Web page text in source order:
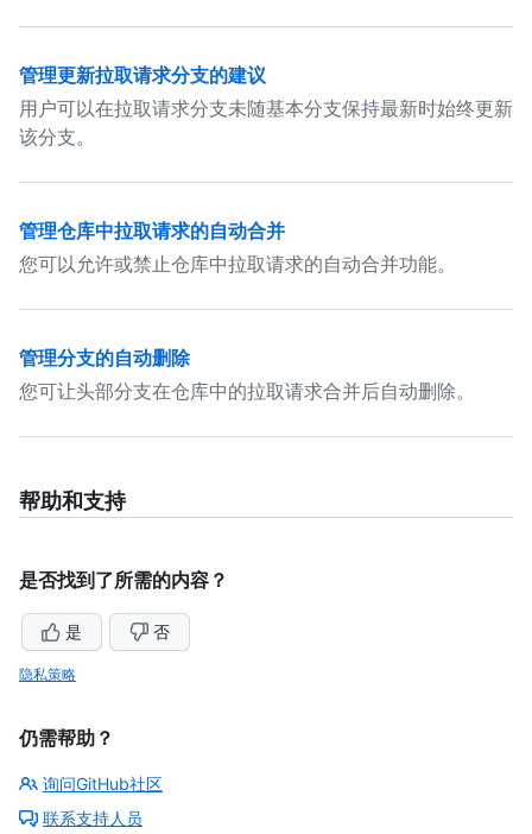
管理更新拉取请求分支的建议
用户可以在拉取请求分支未随基本分支保持最新时始终更新
该分支。
管理仓库中拉取请求的自动合并
您可以允许或禁止仓库中拉取请求的自动合并功能。
管理分支的自动删除
您可让头部分支在仓库中的拉取请求合并后自动删除。
帮助和支持
是否找到了所需的内容？
是 否
隐私策略
仍需帮助？
询问GitHub社区
联系支持人员